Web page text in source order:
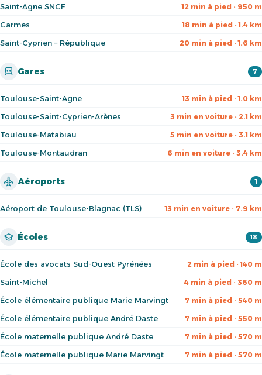
Saint-Agne SNCF 12 min à pied · 950 m
Carmes 18 min à pied · 1.4 km
Saint-Cyprien – République 20 min à pied · 1.6 km
Gares 7
Toulouse-Saint-Agne 13 min à pied · 1.0 km
Toulouse-Saint-Cyprien-Arènes 3 min en voiture · 2.1 km
Toulouse-Matabiau 5 min en voiture · 3.1 km
Toulouse-Montaudran 6 min en voiture · 3.4 km
Aéroports 1
Aéroport de Toulouse-Blagnac (TLS) 13 min en voiture · 7.9 km
Écoles 18
École des avocats Sud-Ouest Pyrénées 2 min à pied · 140 m
Saint-Michel 4 min à pied · 360 m
École élémentaire publique Marie Marvingt 7 min à pied · 540 m
École élémentaire publique André Daste 7 min à pied · 550 m
École maternelle publique André Daste 7 min à pied · 570 m
École maternelle publique Marie Marvingt 7 min à pied · 570 m